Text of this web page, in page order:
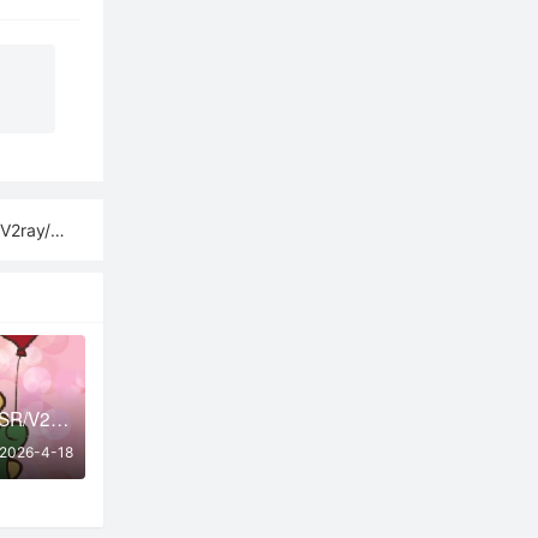
阅链接
免费获取2026年SSR/V2Ray/Clash节点 | 04月18日可用
2026-4-18